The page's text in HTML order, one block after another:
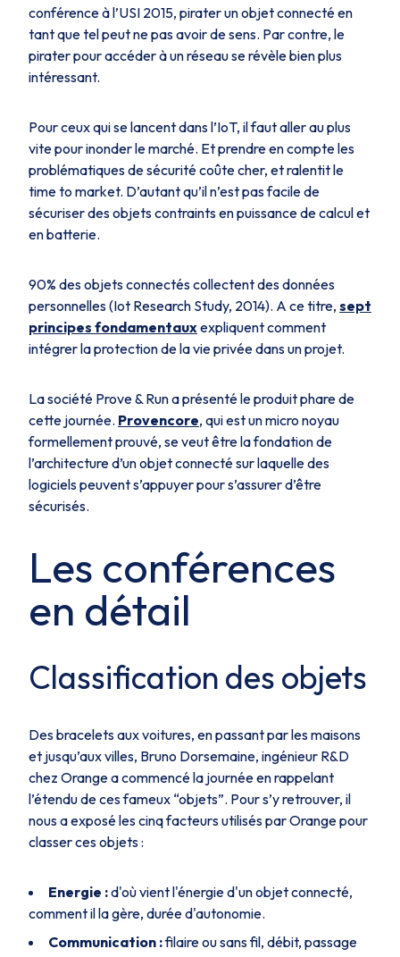
conférence à l’USI 2015, pirater un objet connecté en
tant que tel peut ne pas avoir de sens. Par contre, le
pirater pour accéder à un réseau se révèle bien plus
intéressant.
Pour ceux qui se lancent dans l’IoT, il faut aller au plus
vite pour inonder le marché. Et prendre en compte les
problématiques de sécurité coûte cher, et ralentit le
time to market. D’autant qu’il n’est pas facile de
sécuriser des objets contraints en puissance de calcul et
en batterie.
90% des objets connectés collectent des données
personnelles (Iot Research Study, 2014). A ce titre, sept
principes fondamentauxexpliquent comment
intégrer la protection de la vie privée dans un projet.
La société Prove & Run a présenté le produit phare de
cette journée. Provencore, qui est un micro noyau
formellement prouvé, se veut être la fondation de
l’architecture d’un objet connecté sur laquelle des
logiciels peuvent s’appuyer pour s’assurer d’être
sécurisés.
Les conférences
en détail
Classification des objets
Des bracelets aux voitures, en passant par les maisons
et jusqu’aux villes, Bruno Dorsemaine, ingénieur R&D
chez Orange a commencé la journée en rappelant
l’étendu de ces fameux “objets”. Pour s’y retrouver, il
nous a exposé les cinq facteurs utilisés par Orange pour
classer ces objets :
Energie :d'où vient l'énergie d'un objet connecté,
comment il la gère, durée d'autonomie.
Communication :filaire ou sans fil, débit, passage